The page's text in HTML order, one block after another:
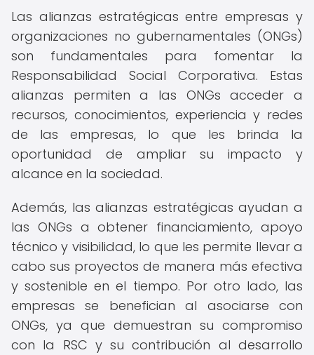
Las alianzas estratégicas entre empresas y
organizaciones no gubernamentales (ONGs)
son fundamentales para fomentar la
Responsabilidad Social Corporativa. Estas
alianzas permiten a las ONGs acceder a
recursos, conocimientos, experiencia y redes
de las empresas, lo que les brinda la
oportunidad de ampliar su impacto y
alcance en la sociedad.
Además, las alianzas estratégicas ayudan a
las ONGs a obtener financiamiento, apoyo
técnico y visibilidad, lo que les permite llevar a
cabo sus proyectos de manera más efectiva
y sostenible en el tiempo. Por otro lado, las
empresas se benefician al asociarse con
ONGs, ya que demuestran su compromiso
con la RSC y su contribución al desarrollo